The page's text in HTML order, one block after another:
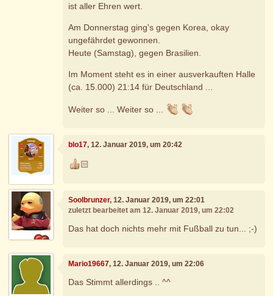
ist aller Ehren wert.
Am Donnerstag ging's gegen Korea, okay
ungefährdet gewonnen.
Heute (Samstag), gegen Brasilien.
Im Moment steht es in einer ausverkauften Halle
(ca. 15.000) 21:14 für Deutschland ...
Weiter so ... Weiter so ...
blo17, 12. Januar 2019, um 20:42
🏻
Soolbrunzer, 12. Januar 2019, um 22:01
zuletzt bearbeitet am 12. Januar 2019, um 22:02
Das hat doch nichts mehr mit Fußball zu tun... ;-)
Mario19667, 12. Januar 2019, um 22:06
Das Stimmt allerdings .. ^^